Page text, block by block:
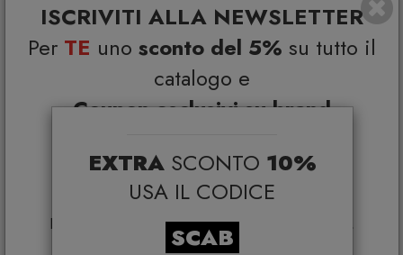
ISCRIVITI ALLA NEWSLETTER
Per TE uno sconto del 5% su tutto il
catalogo e
Coupon esclusivi su brand
*Coupon non cumulabile con altre promo e non
applicabile su:
Smeg, Bontempi Casa, Samsonite, BBB Italia,
Franke, Gufram, Memphis, Plust, Samsung, Faber,
Dunavox, Zafferano, VG, Slide
EXTRA SCONTO 10%
USA IL CODICE
SCAB
€ 60,00